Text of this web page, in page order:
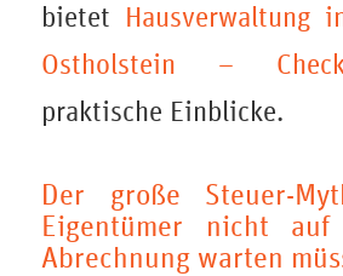
bietet Hausverwaltung
Ostholstein –
praktische Einblicke.
Der große Steuer-
Eigentümer nicht
Abrechnung warten